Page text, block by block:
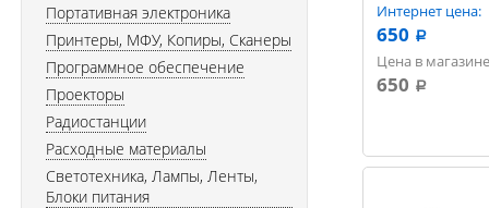
Интернет цена:
650 a
Цена в
650 a
Портативная электроника
Принтеры, МФУ, Копиры, Сканеры
Программное обеспечение
Проекторы
Радиостанции
Расходные материалы
Светотехника, Лампы, Ленты,
Блоки питания